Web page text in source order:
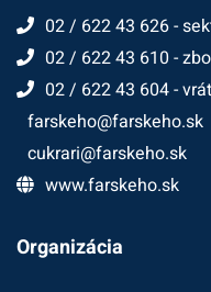
02 / 622 43 626 -
02 / 622 43 610 -
02 / 622 43 604 -
farskeho@farskeho.sk
cukrari@farskeho.sk
www.farskeho.sk
Organizácia